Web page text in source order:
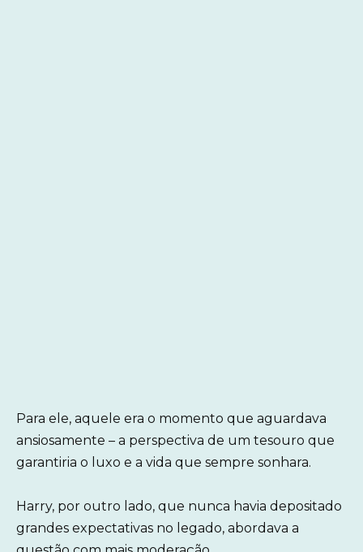
Para ele, aquele era o momento que aguardava
ansiosamente – a perspectiva de um tesouro que
garantiria o luxo e a vida que sempre sonhara.
Harry, por outro lado, que nunca havia depositado
grandes expectativas no legado, abordava a